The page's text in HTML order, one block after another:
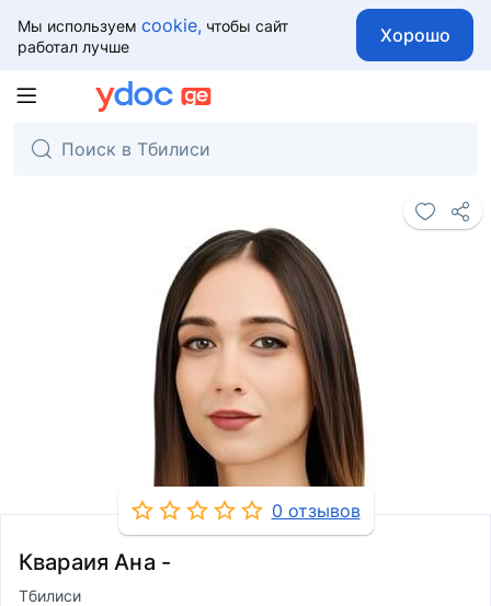
Мы используем cookie, чтобы сайт
работал лучше
Хорошо
0 отзывов
Квараия Ана -
Тбилиси